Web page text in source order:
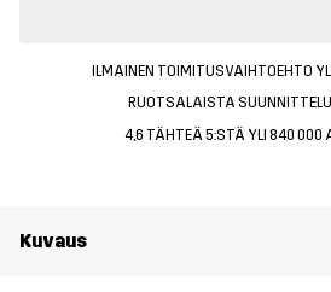
ILMAINEN TOIMITUSVAIHTOEHTO
RUOTSALAISTA
4,6 TÄHTEÄ 5:STÄ YLI 840 000
Kuvaus